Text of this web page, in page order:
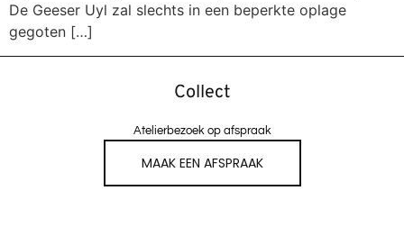
De Geeser Uyl zal slechts in een beperkte oplage
gegoten […]
Collect
Atelierbezoek op afspraak
MAAK EEN AFSPRAAK